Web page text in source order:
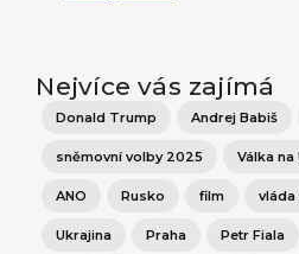
Nejvíce vás zajímá
Donald Trump Andrej Babiš
sněmovní volby 2025 Válka na
ANO Rusko film vláda
Ukrajina Praha Petr Fiala